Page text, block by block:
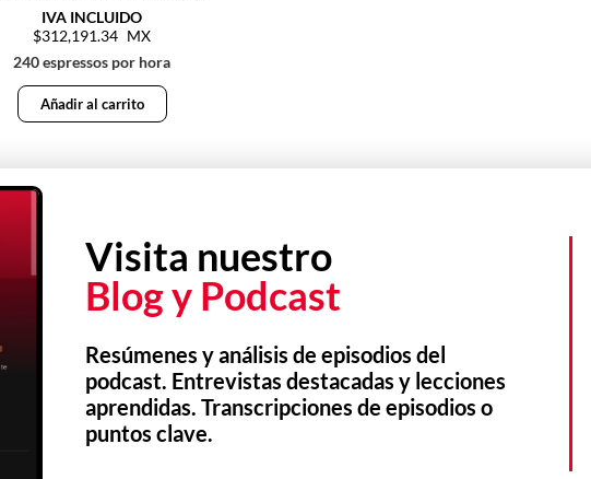
312,191.34
240 espressos por hora
Añadir al carrito
Visita nuestro
Blog y Podcast
Resúmenes y análisis de episodios del
podcast. Entrevistas destacadas y lecciones
aprendidas. Transcripciones de episodios o
puntos clave.